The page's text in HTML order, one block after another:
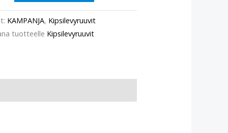
KAMPANJA, Kipsilevyruuvit
tuotteelle Kipsilevyruuvit